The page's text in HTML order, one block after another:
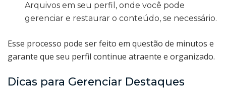
Arquivos em seu perfil, onde você pode
gerenciar e restaurar o conteúdo, se necessário.
Esse processo pode ser feito em questão de minutos e
garante que seu perfil continue atraente e organizado.
Dicas para Gerenciar Destaques